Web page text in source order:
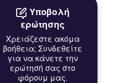
Υποβολή
ερώτησης
Χρειάζεστε ακόμα
βοήθεια; Συνδεθείτε
για να κάνετε την
ερώτησή σας στο
φόρουμ μας.